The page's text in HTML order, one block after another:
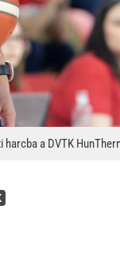
a DVTK